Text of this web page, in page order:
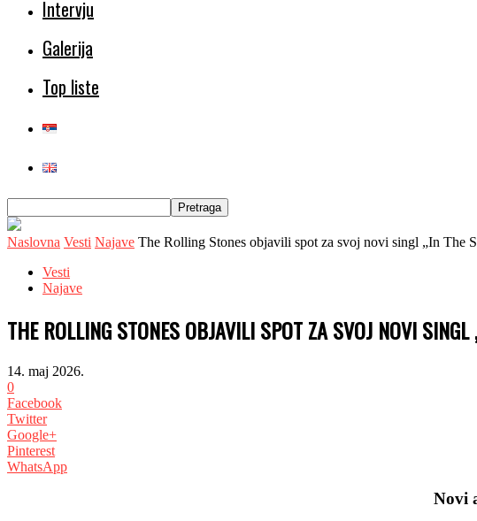
Intervju
Galerija
Top liste
Naslovna Vesti Najave The Rolling Stones objavili spot za svoj novi singl „In The
Vesti
Najave
THE ROLLING STONES OBJAVILI SPOT ZA SVOJ NOVI
14. maj 2026.
0
Facebook
Twitter
Google+
Pinterest
WhatsApp
Novi